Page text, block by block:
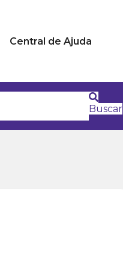
Central de Ajuda
Buscar